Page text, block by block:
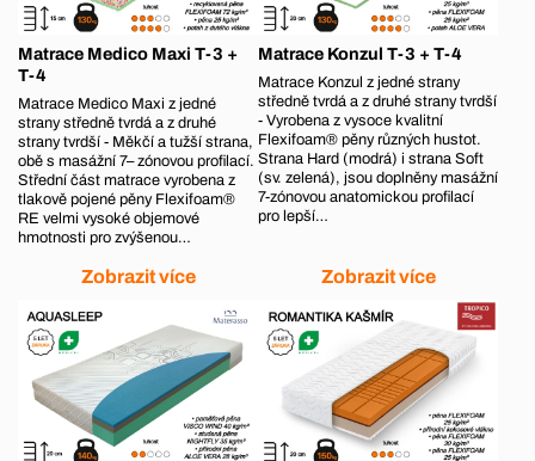
Matrace Medico Maxi T-3 +
T-4
Matrace Medico Maxi z jedné
strany středně tvrdá a z druhé
strany tvrdší - Měkčí a tužší strana,
obě s masážní 7– zónovou profilací.
Střední část matrace vyrobena z
tlakově pojené pěny Flexifoam®
RE velmi vysoké objemové
hmotnosti pro zvýšenou…
Zobrazit více
Matrace Konzul T-3 + T-4
Matrace Konzul z jedné strany
středně tvrdá a z druhé strany tvrdší
- Vyrobena z vysoce kvalitní
Flexifoam® pěny různých hustot.
Strana Hard (modrá) i strana Soft
(sv. zelená), jsou doplněny masážní
7-zónovou anatomickou profilací
pro lepší…
Zobrazit více